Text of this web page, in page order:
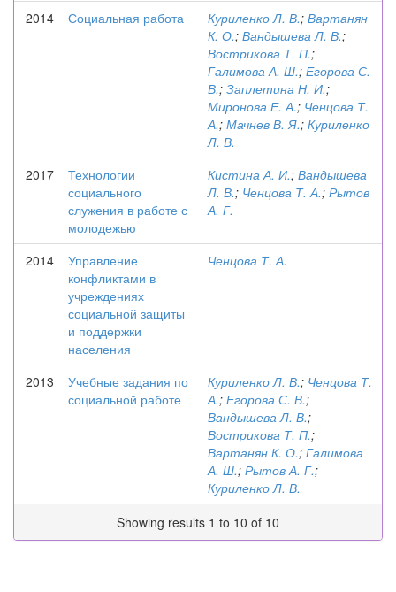
2014
Социальная работа Куриленко Л. В.; Вартанян
К. О.; Вандышева Л. В.;
Вострикова Т. П.;
Галимова А. Ш.; Егорова С.
В.; Заплетина Н. И.;
Миронова Е. А.; Ченцова Т.
А.; Мачнев В. Я.; Куриленко
Л. В.
2017
Технологии
социального
служения в работе с
молодежью
Кистина А. И.; Вандышева
Л. В.; Ченцова Т. А.; Рытов
А. Г.
2014
Управление
конфликтами в
учреждениях
социальной защиты
и поддержки
населения
Ченцова Т. А.
2013
Учебные задания по
социальной работе
Куриленко Л. В.; Ченцова Т.
А.; Егорова С. В.;
Вандышева Л. В.;
Вострикова Т. П.;
Вартанян К. О.; Галимова
А. Ш.; Рытов А. Г.;
Куриленко Л. В.
Showing results 1 to 10 of 10